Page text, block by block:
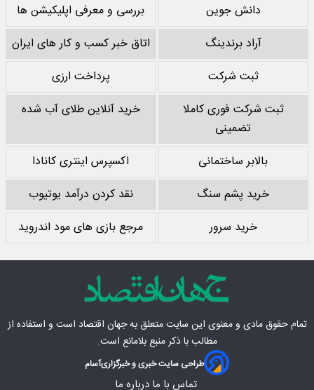
دانش جوین
بررسی و معرفی اپلیکیشن ها
آراد برندینگ
اتاق خبر کسب و کار های ایران
ثبت شرکت
پرداخت ارزی
ثبت شرکت فوری کاملا
تضمینی
خرید آنلاین طلای آب شده
بالابر ساختمانی
اکسپرس اینتری کانادا
خرید پشم سنگ
نقد کردن درآمد یوتیوب
خرید سرور
مرجع بازی های مود اندروید
تمام حقوق مادی‌ و معنوی این سایت متعلق بهجهان اقتصاد است و استفاده از
مطالب با ذکر منبع بلامانع است.
طراحی سایت خبری و خبرگزاریآسام
تماس با ما درباره ما